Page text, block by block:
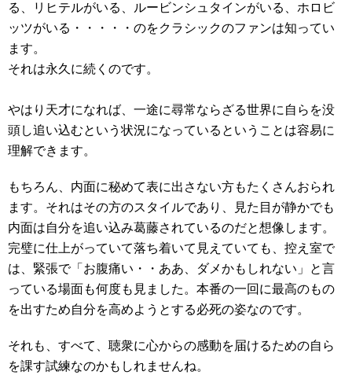
る、リヒテルがいる、ルービンシュタインがいる、ホロビ
ッツがいる・・・・・のをクラシックのファンは知ってい
ます。
それは永久に続くのです。
やはり天才になれば、一途に尋常ならざる世界に自らを没
頭し追い込むという状況になっているということは容易に
理解できます。
もちろん、内面に秘めて表に出さない方もたくさんおられ
ます。それはその方のスタイルであり、見た目が静かでも
内面は自分を追い込み葛藤されているのだと想像します。
完璧に仕上がっていて落ち着いて見えていても、控え室で
は、緊張で「お腹痛い・・ああ、ダメかもしれない」と言
っている場面も何度も見ました。本番の一回に最高のもの
を出すため自分を高めようとする必死の姿なのです。
それも、すべて、聴衆に心からの感動を届けるための自ら
を課す試練なのかもしれませんね。